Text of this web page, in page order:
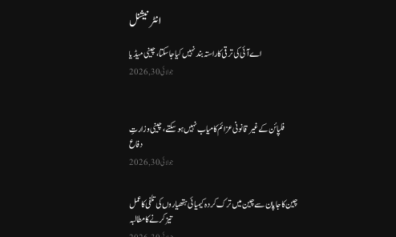
انٹرنیشنل
اے آئی کی ترقی کا راستہ بند نہیں کیا جا سکتا، چینی میڈیا
جولائی 30, 2026
فلپائن کے غیر قانونی عزائم کامیاب نہیں ہو سکتے ، چینی وزارتِ
دفاع
جولائی 30, 2026
چین کا جاپان سے چین میں ترک کردہ کیمیائی ہتھیاروں کی تلفی کا عمل
تیز کرنے کا مطالبہ